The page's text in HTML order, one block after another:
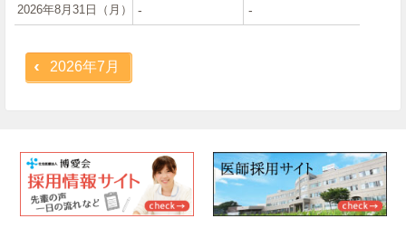
2026年8月31日（月） ‐ ‐
2026年7月